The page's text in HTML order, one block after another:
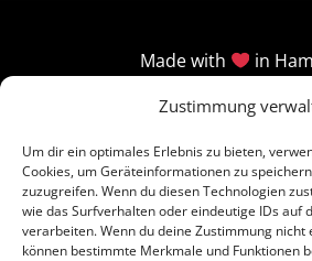
Zustimmung
Um dir ein optimales Erlebnis zu bieten,
Cookies, um Geräteinformationen zu
zuzugreifen. Wenn du diesen Technologien
wie das Surfverhalten oder eindeutige IDs auf
verarbeiten. Wenn du deine Zustimmung
können bestimmte Merkmale und Funktionen
Made with in